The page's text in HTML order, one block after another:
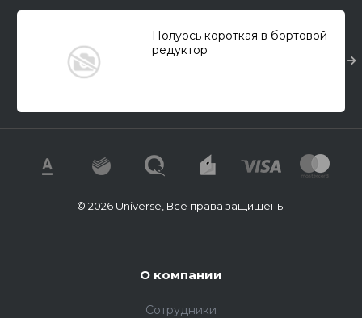
Полуось короткая в бортовой
редуктор
© 2026 Universe, Все права защищены
О компании
Сотрудники